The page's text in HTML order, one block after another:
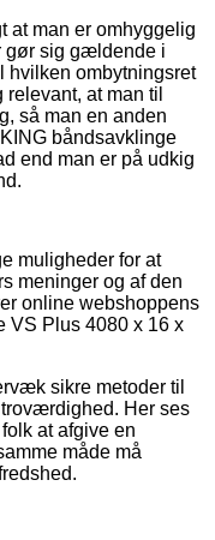
at man er omhyggelig
gør sig gældende i
hvilken ombytningsret
at man til
så man en anden
båndsavklinge
end man er på udkig
muligheder for at
meninger og af den
online webshoppens
VS Plus 4080 x 16 x
sikre metoder til
Her ses
at afgive en
måde må